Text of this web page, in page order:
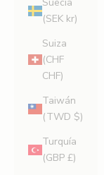
Suecia
(SEK kr)
Suiza
(CHF
CHF)
Taiwán
(TWD $)
Turquía
(GBP £)